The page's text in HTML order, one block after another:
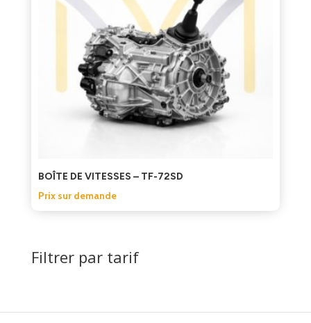
BOÎTE DE VITESSES – TF-72SD
Prix sur demande
Filtrer par tarif